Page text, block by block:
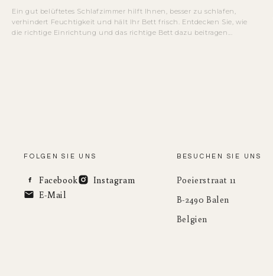
Ein gut belüftetes Schlafzimmer hilft Ihnen, besser zu schlafen,
verhindert Feuchtigkeit und hält Ihr Bett frisch. Entdecken Sie, wie
die richtige Einrichtung und das richtige Bett dazu beitragen...
FOLGEN SIE UNS
Facebook
Instagram
E-Mail
BESUCHEN SIE UNS
Poeierstraat 11
B-2490 Balen
Belgien